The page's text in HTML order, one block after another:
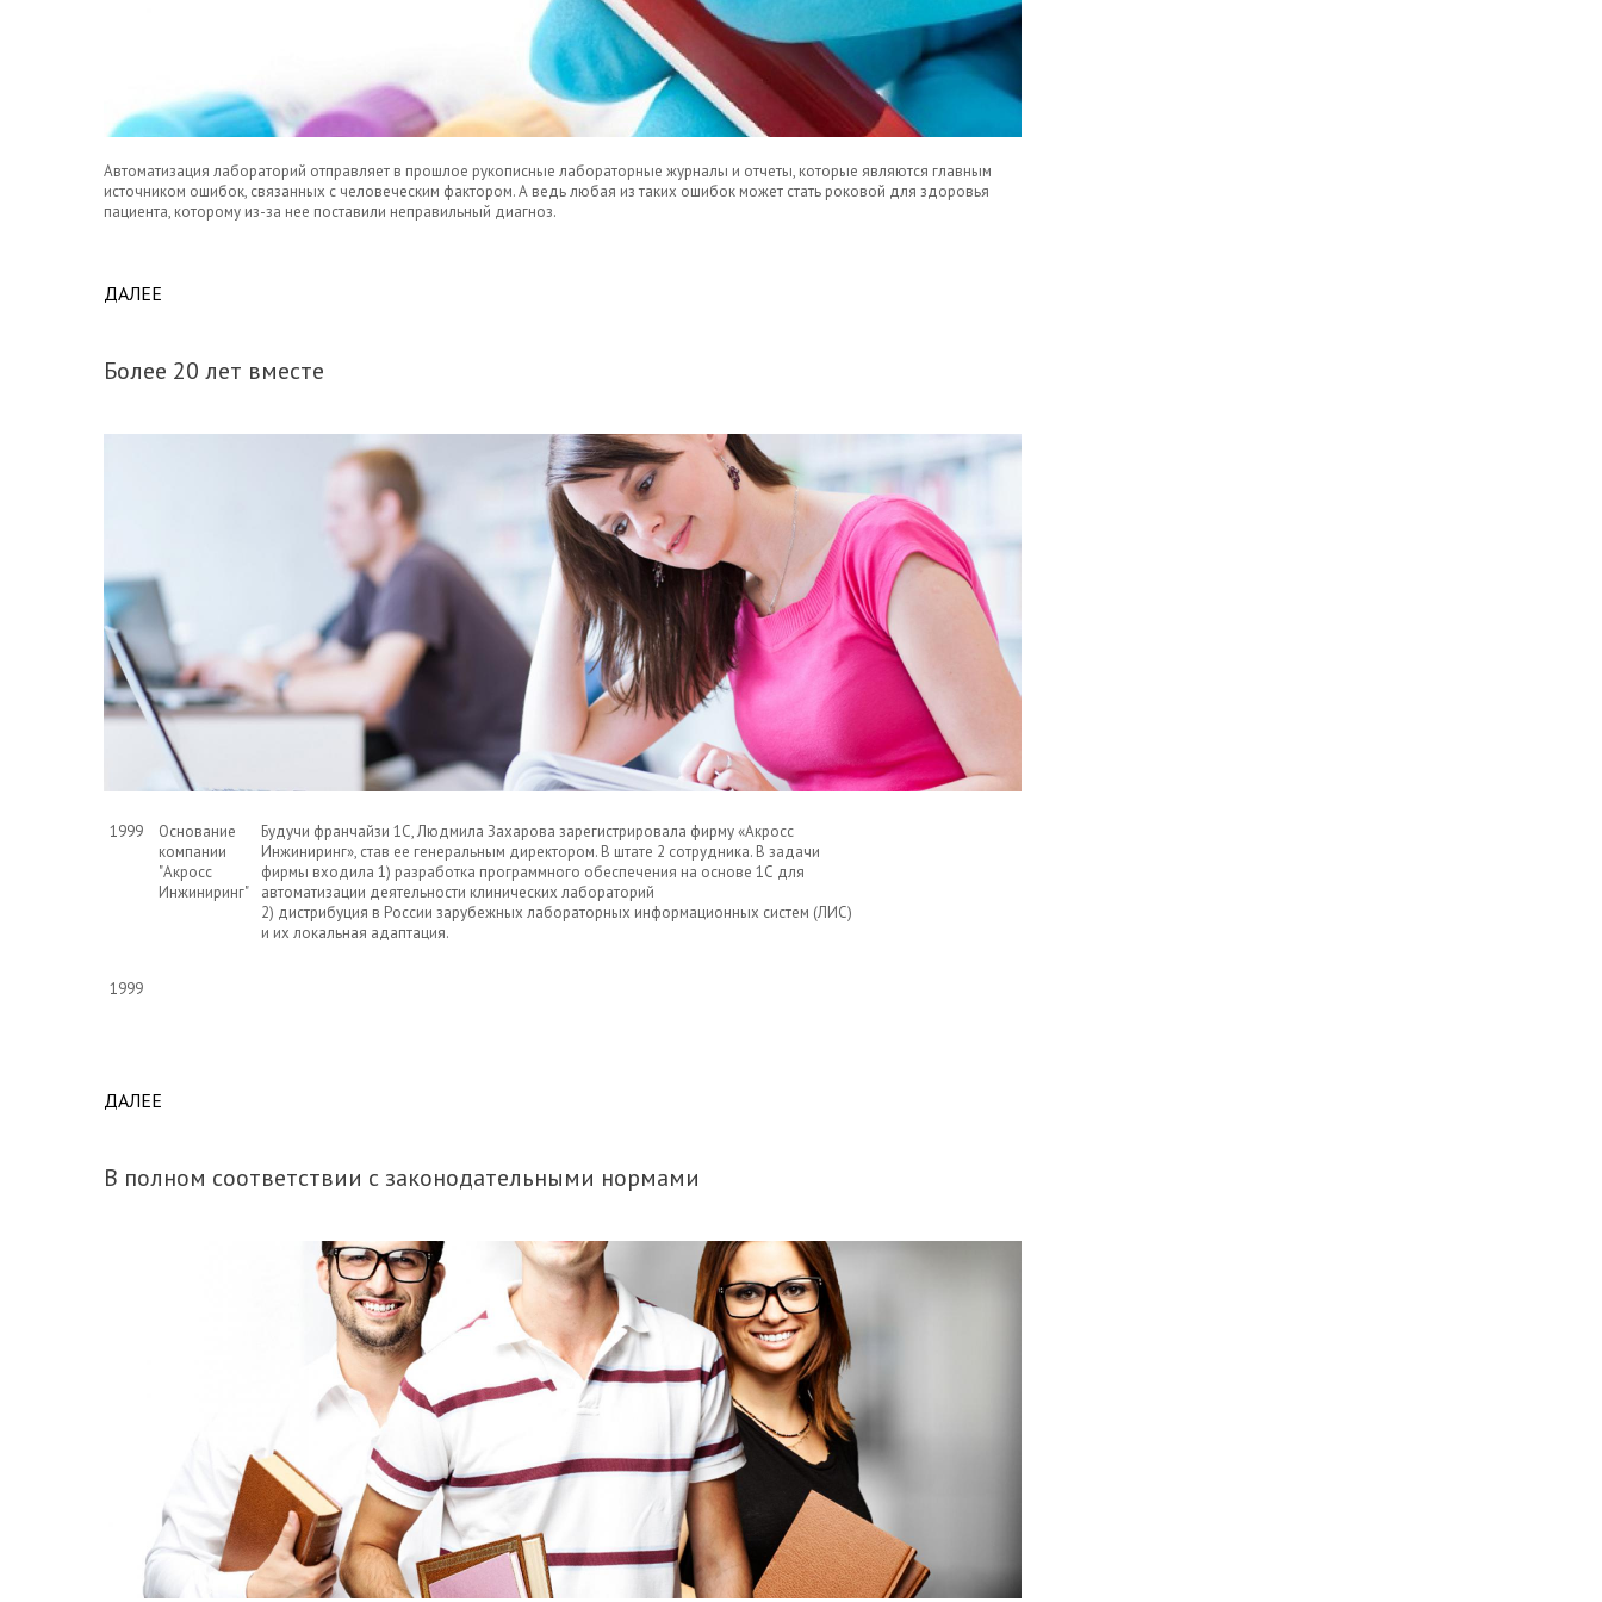
Автоматизация лабораторий отправляет в прошлое рукописные лабораторные журналы и отчеты, которые являются главным
источником ошибок, связанных с человеческим фактором. А ведь любая из таких ошибок может стать роковой для здоровья
пациента, которому из-за нее поставили неправильный диагноз.
ДАЛЕЕ
Более 20 лет вместе
1999
Основание
компании
"Акросс
Инжиниринг"
Будучи франчайзи 1С, Людмила Захарова зарегистрировала фирму «Акросс
Инжиниринг», став ее генеральным директором. В штате 2 сотрудника. В задачи
фирмы входила 1) разработка программного обеспечения на основе 1С для
автоматизации деятельности клинических лабораторий
2) дистрибуция в России зарубежных лабораторных информационных систем (ЛИС)
и их локальная адаптация.
1999
ДАЛЕЕ
В полном соответствии с законодательными нормами